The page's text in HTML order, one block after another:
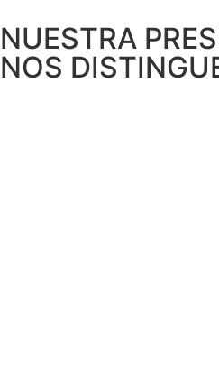
NUESTRA
NOS